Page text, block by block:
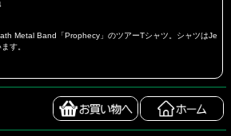
Metal Band「Prophecy」のツアーTシャツ。シャツはJe
す。